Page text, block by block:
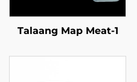
Talaang Map Meat-1